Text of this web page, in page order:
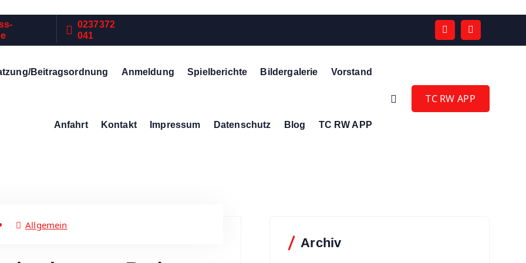
0237372
041
Beitragsordnung Anmeldung Spielberichte Bildergalerie Vorstand
Anfahrt Kontakt Impressum Datenschutz Blog TC RW APP
TC RW APP
Allgemein
Archiv